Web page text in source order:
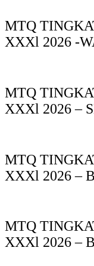
MTQ
XXXl 2026 -
MTQ
XXXl 2026 –
MTQ
XXXl 2026 –
MTQ
XXXl 2026 –